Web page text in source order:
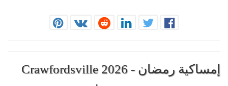
إمساكية رمضان - Crawfordsville 2026